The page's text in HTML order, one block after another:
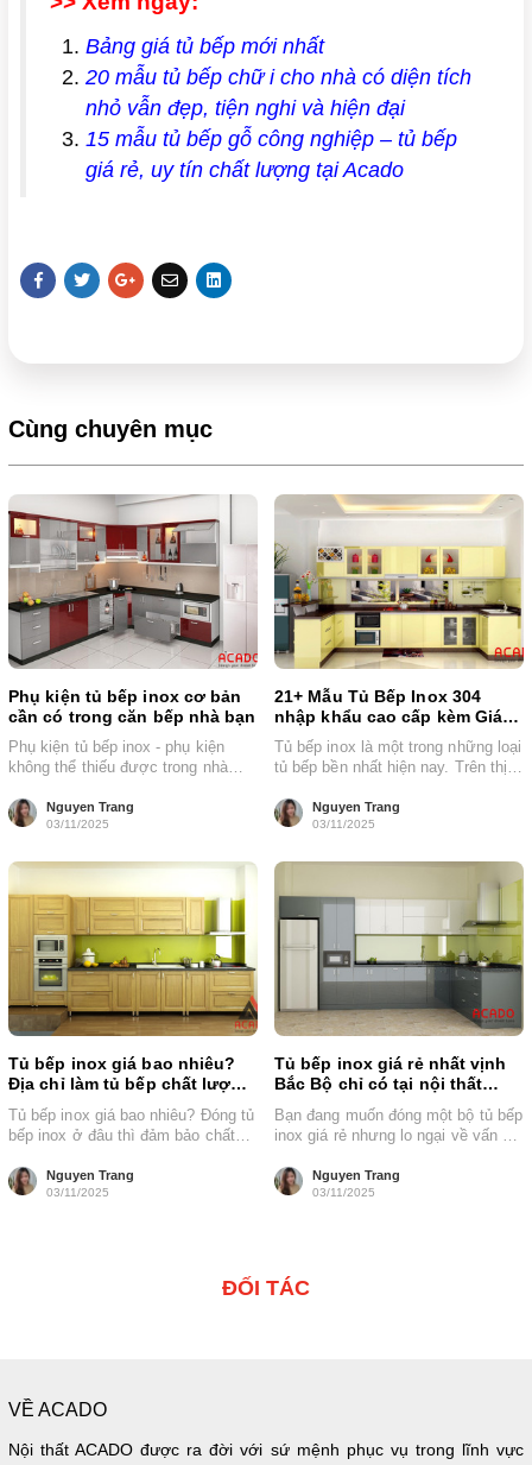
Bảng giá tủ bếp mới nhất
20 mẫu tủ bếp chữ i cho nhà có diện tích
nhỏ vẫn đẹp, tiện nghi và hiện đại
15 mẫu tủ bếp gỗ công nghiệp – tủ bếp
giá rẻ, uy tín chất lượng tại Acado
Cùng chuyên mục
Phụ kiện tủ bếp inox cơ bản
cần có trong căn bếp nhà bạn
Phụ kiện tủ bếp inox - phụ kiện
không thể thiếu được trong nhà
Nguyen Trang
03/11/2025
21+ Mẫu Tủ Bếp Inox 304
nhập khẩu cao cấp kèm Giá
mới nhất
Tủ bếp inox là một trong những loại
tủ bếp bền nhất hiện nay. Trên thị
Nguyen Trang
03/11/2025
Tủ bếp inox giá bao nhiêu?
Địa chỉ làm tủ bếp chất lượng,
uy tín tại Hà Nội
Tủ bếp inox giá bao nhiêu? Đóng tủ
bếp inox ở đâu thì đảm bảo chất
Nguyen Trang
03/11/2025
Tủ bếp inox giá rẻ nhất vịnh
Bắc Bộ chỉ có tại nội thất
Bạn đang muốn đóng một bộ tủ bếp
inox giá rẻ nhưng lo ngại về vấn đề
Nguyen Trang
03/11/2025
ĐỐI TÁC
VỀ ACADO
Nội thất ACADO được ra đời với sứ mệnh phục vụ trong lĩnh vực